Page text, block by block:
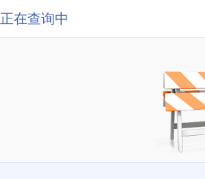
正在查询中